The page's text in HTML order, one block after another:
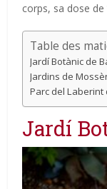
corps, sa dose de
Table des
Jardí Botànic de
Jardins de
Parc del Laberint
Jardí